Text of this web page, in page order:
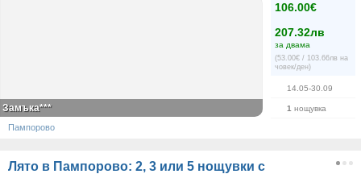
106.00€
207.32лв
за двама
(53.00€ / 103.66лв на
човек/ден)
14.05-30.09
1 нощувка
Замъка***
Пампорово
Лято в Пампорово: 2, 3 или 5 нощувки с